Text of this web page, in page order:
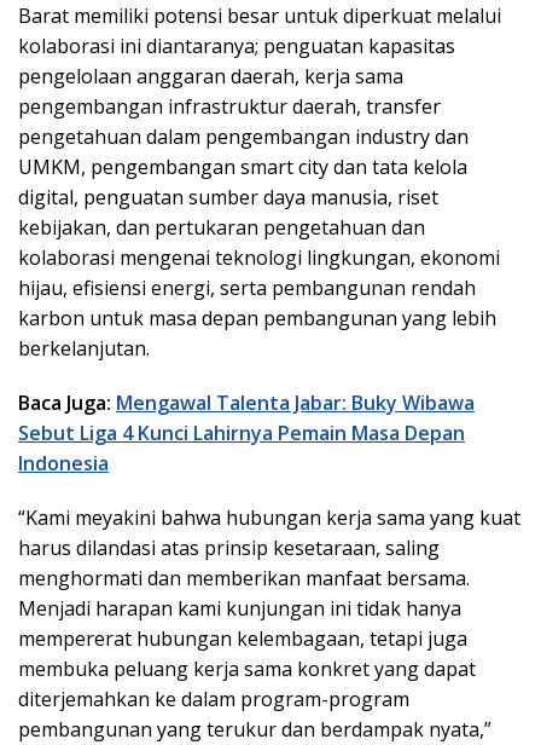
Barat memiliki potensi besar untuk diperkuat melalui
kolaborasi ini diantaranya; penguatan kapasitas
pengelolaan anggaran daerah, kerja sama
pengembangan infrastruktur daerah, transfer
pengetahuan dalam pengembangan industry dan
UMKM, pengembangan smart city dan tata kelola
digital, penguatan sumber daya manusia, riset
kebijakan, dan pertukaran pengetahuan dan
kolaborasi mengenai teknologi lingkungan, ekonomi
hijau, efisiensi energi, serta pembangunan rendah
karbon untuk masa depan pembangunan yang lebih
berkelanjutan.
Baca Juga: Mengawal Talenta Jabar: Buky Wibawa
Sebut Liga 4 Kunci Lahirnya Pemain Masa Depan
Indonesia
“Kami meyakini bahwa hubungan kerja sama yang kuat
harus dilandasi atas prinsip kesetaraan, saling
menghormati dan memberikan manfaat bersama.
Menjadi harapan kami kunjungan ini tidak hanya
mempererat hubungan kelembagaan, tetapi juga
membuka peluang kerja sama konkret yang dapat
diterjemahkan ke dalam program-program
pembangunan yang terukur dan berdampak nyata,”